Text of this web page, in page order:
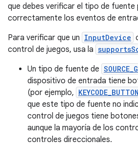
que debes verificar el tipo de
correctamente los eventos de
Para verificar que un InputDevice
control de juegos, usa la
Un tipo de fuente de
dispositivo de entrada tiene
(por ejemplo,
que este tipo de fuente no
control de juegos tiene
aunque la mayoría de los
controles direccionales.